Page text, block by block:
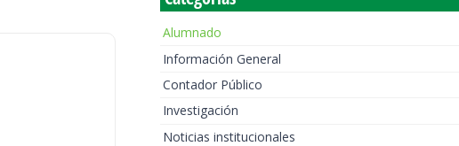
Alumnado
Información General
Contador Público
Investigación
Noticias institucionales